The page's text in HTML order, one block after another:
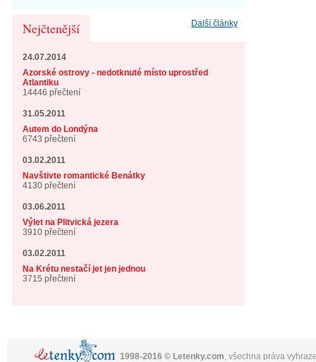
Další články
Nejčtenější
24.07.2014
Azorské ostrovy - nedotknuté místo uprostřed
Atlantiku
14446 přečtení
31.05.2011
Autem do Londýna
6743 přečtení
03.02.2011
Navštivte romantické Benátky
4130 přečtení
03.06.2011
Výlet na Plitvická jezera
3910 přečtení
03.02.2011
Na Krétu nestačí jet jen jednou
3715 přečtení
1998-2016 © Letenky.com, všechna práva